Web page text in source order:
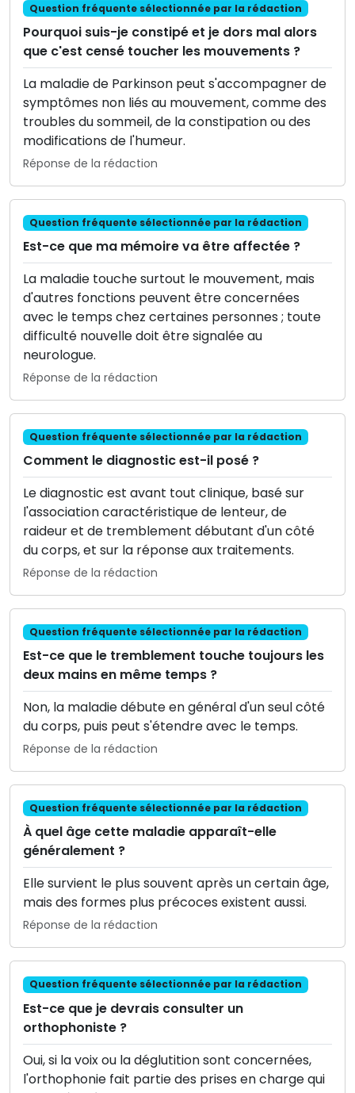
Question fréquente sélectionnée par la rédaction
Pourquoi suis-je constipé et je dors mal alors
que c'est censé toucher les mouvements ?
La maladie de Parkinson peut s'accompagner de
symptômes non liés au mouvement, comme des
troubles du sommeil, de la constipation ou des
modifications de l'humeur.
Réponse de la rédaction
Question fréquente sélectionnée par la rédaction
Est-ce que ma mémoire va être affectée ?
La maladie touche surtout le mouvement, mais
d'autres fonctions peuvent être concernées
avec le temps chez certaines personnes ; toute
difficulté nouvelle doit être signalée au
neurologue.
Réponse de la rédaction
Question fréquente sélectionnée par la rédaction
Comment le diagnostic est-il posé ?
Le diagnostic est avant tout clinique, basé sur
l'association caractéristique de lenteur, de
raideur et de tremblement débutant d'un côté
du corps, et sur la réponse aux traitements.
Réponse de la rédaction
Question fréquente sélectionnée par la rédaction
Est-ce que le tremblement touche toujours les
deux mains en même temps ?
Non, la maladie débute en général d'un seul côté
du corps, puis peut s'étendre avec le temps.
Réponse de la rédaction
Question fréquente sélectionnée par la rédaction
À quel âge cette maladie apparaît-elle
généralement ?
Elle survient le plus souvent après un certain âge,
mais des formes plus précoces existent aussi.
Réponse de la rédaction
Question fréquente sélectionnée par la rédaction
Est-ce que je devrais consulter un
orthophoniste ?
Oui, si la voix ou la déglutition sont concernées,
l'orthophonie fait partie des prises en charge qui